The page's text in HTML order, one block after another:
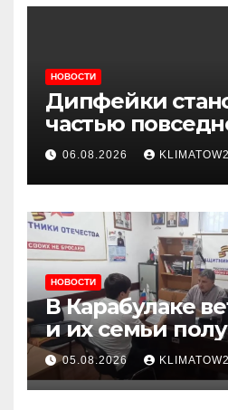
НОВОСТИ
Дипфейки
частью
жизни: почему
Ингушетии
внимательнее
06.08.2026
НОВОСТИ
В Карабулаке
и их семьи
консультации в
приема
05.08.2026